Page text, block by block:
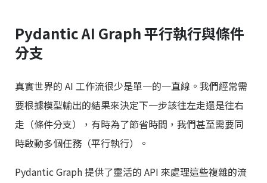
Pydantic AI Graph 平行執行與條件
分支
真實世界的 AI 工作流很少是單一的一直線。我們經常需
要根據模型輸出的結果來決定下一步該往左走還是往右
走（條件分支），有時為了節省時間，我們甚至需要同
時啟動多個任務（平行執行）。
Pydantic Graph 提供了靈活的 API 來處理這些複雜的流